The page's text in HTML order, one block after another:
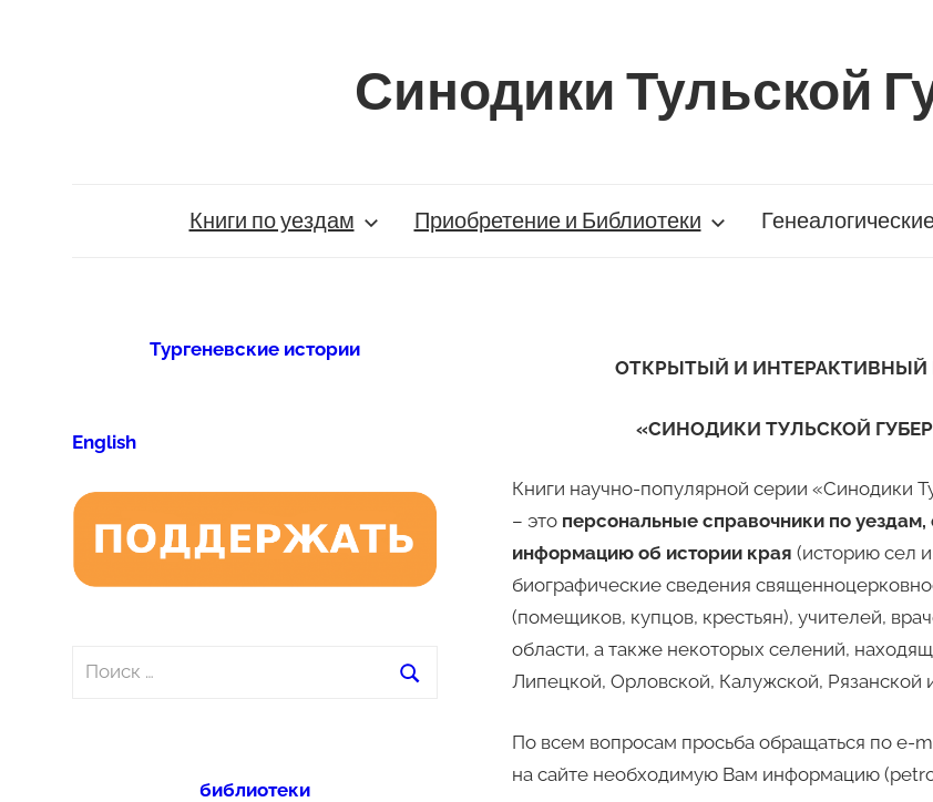
Синодики Тульской
Книги по уездам Приобретение и Библиотеки
ОТКРЫТЫЙ И ИНТЕРАКТИВНЫЙ
«СИНОДИКИ ТУЛЬСКОЙ
Книги научно-популярной серии «Синодики
– это персональные справочники по
информацию об истории края (историю сел
биографические сведения
(помещиков, купцов, крестьян), учителей,
области, а также некоторых селений,
Липецкой, Орловской, Калужской, Рязанской
По всем вопросам просьба обращаться по e-
на сайте необходимую Вам информацию
Тургеневские истории
English
Поиск
библиотеки